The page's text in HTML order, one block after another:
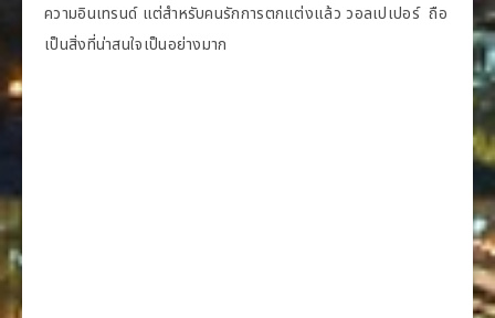
ความอินเทรนด์ แต่สำหรับคนรักการตกแต่งแล้ว วอลเปเปอร์ ถือ
เป็นสิ่งที่น่าสนใจเป็นอย่างมาก